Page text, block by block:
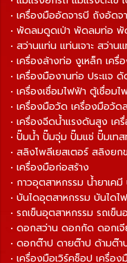
• เครื่องมืออัดจารบี ถังอัดจ
• พัดลมดูดเป่า พัดลมท่อ พั
• สว่านแท่น แท่นเจาะ สว่าน
• เครื่องล้างท่อ งูเหล็ก เค
• เครื่องมืองานท่อ ประแจ
• เครื่องเชื่อมไฟฟ้า ตู้เชื่อม
• เครื่องมือวัด เครื่องมือวัด
• เครื่องฉีดน้ำแรงดันสูง เ
• ปั๊มน้ำ ปั๊มจุ่ม ปั๊มแช่ ปั๊มเท
• สลิงโพลีเยสเตอร์ สลิงยก
• เครื่องมือก่อสร้าง
• กาวอุตสาหกรรม น้ำยาเคมี
• บันไดอุตสาหกรรม บันไดไ
• รถเข็นอุตสาหกรรม รถเข็น
• ดอกสว่าน ดอกกัด ดอกเจี
• ดอกต๊าป ดายต๊าป ด้ามต๊
• เครื่องมือเวิร์คช็อป เครื่อง